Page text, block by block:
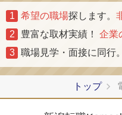
1 希望の職場探します。
2
豊富な取材実績！ 企業
3
職場見学・面接に同行。
トップ